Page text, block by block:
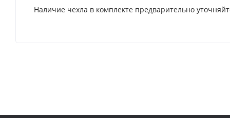
Наличие чехла в комплекте предварительно